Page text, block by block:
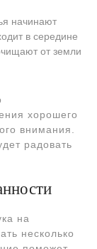
начинают
в середине
от земли
хорошего
внимания.
радовать
на
несколько